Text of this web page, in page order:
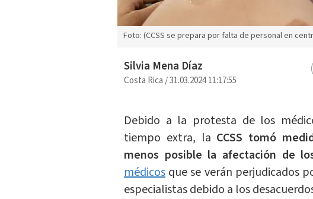
Foto: (CCSS se prepara por falta de personal en
Silvia Mena Díaz
Costa Rica/31.03.2024 11:17:55
Debido a la protesta de los
tiempo extra, la CCSS tomó
menos posible la afectación de
médicosque se verán perjudicados
especialistas debido a los